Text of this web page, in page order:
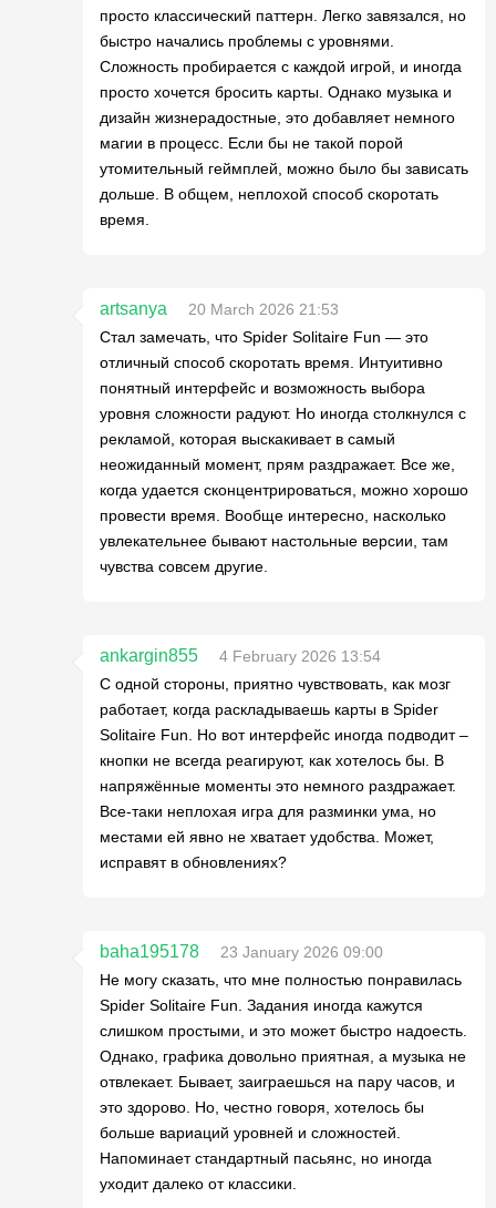
просто классический паттерн. Легко завязался, но
быстро начались проблемы с уровнями.
Сложность пробирается с каждой игрой, и иногда
просто хочется бросить карты. Однако музыка и
дизайн жизнерадостные, это добавляет немного
магии в процесс. Если бы не такой порой
утомительный геймплей, можно было бы зависать
дольше. В общем, неплохой способ скоротать
время.
artsanya
20 March 2026 21:53
Стал замечать, что Spider Solitaire Fun — это
отличный способ скоротать время. Интуитивно
понятный интерфейс и возможность выбора
уровня сложности радуют. Но иногда столкнулся с
рекламой, которая выскакивает в самый
неожиданный момент, прям раздражает. Все же,
когда удается сконцентрироваться, можно хорошо
провести время. Вообще интересно, насколько
увлекательнее бывают настольные версии, там
чувства совсем другие.
ankargin855
4 February 2026 13:54
С одной стороны, приятно чувствовать, как мозг
работает, когда раскладываешь карты в Spider
Solitaire Fun. Но вот интерфейс иногда подводит –
кнопки не всегда реагируют, как хотелось бы. В
напряжённые моменты это немного раздражает.
Все-таки неплохая игра для разминки ума, но
местами ей явно не хватает удобства. Может,
исправят в обновлениях?
baha195178
23 January 2026 09:00
Не могу сказать, что мне полностью понравилась
Spider Solitaire Fun. Задания иногда кажутся
слишком простыми, и это может быстро надоесть.
Однако, графика довольно приятная, а музыка не
отвлекает. Бывает, заиграешься на пару часов, и
это здорово. Но, честно говоря, хотелось бы
больше вариаций уровней и сложностей.
Напоминает стандартный пасьянс, но иногда
уходит далеко от классики.